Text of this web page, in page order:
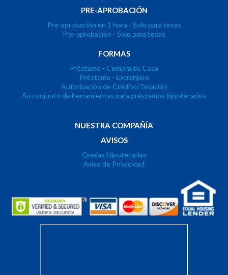
PRE-APROBACIÓN
Pre-aprobación en 1 hora - Solo para texas
Pre-aprobación - Solo para texas
FORMAS
Préstamo - Compra de Casa
Préstamo - Extranjero
Autorización de Crédito/Tasación
Su conjunto de herramientas para préstamos hipotecarios
NUESTRA COMPAÑÍA
AVISOS
Quejas Hipotecarias
Aviso de Privacidad